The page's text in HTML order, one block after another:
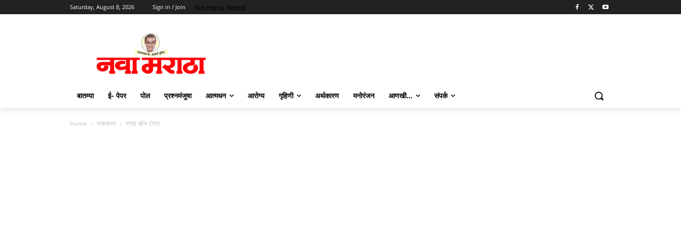
Saturday, August 8, 2026 Sign in / Join No menu items!
बातम्या ई- पेपर पोल प्रश्नमंजुषा आत्मधन आरोग्य गृहिणी अर्थकारण मनोरंजन आणखी… संपर्क
Home पाककला रगडा ऑन टोस्ट